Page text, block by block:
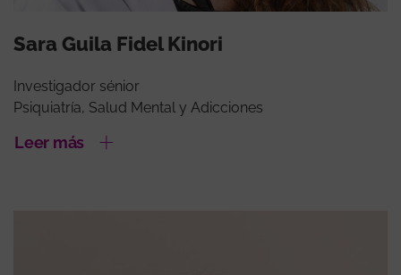
Sara Guila Fidel Kinori
Investigador sénior
Psiquiatría, Salud Mental y Adicciones
Leer más